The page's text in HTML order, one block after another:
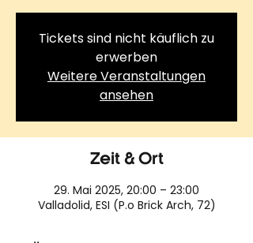
Tickets sind nicht käuflich zu
erwerben
Weitere Veranstaltungen
ansehen
Zeit & Ort
29. Mai 2025, 20:00 – 23:00
Valladolid, ESI (P.o Brick Arch, 72)